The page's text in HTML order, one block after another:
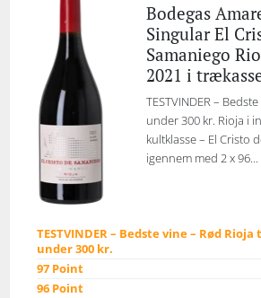
Bodegas
Singular El
Samaniego
2021 i
TESTVINDER –
under 300 kr. Rioja i
kultklasse – El Cristo
igennem med 2 x 96...
TESTVINDER – Bedste vine – Rød Rioja
under 300 kr.
97 Point
96 Point